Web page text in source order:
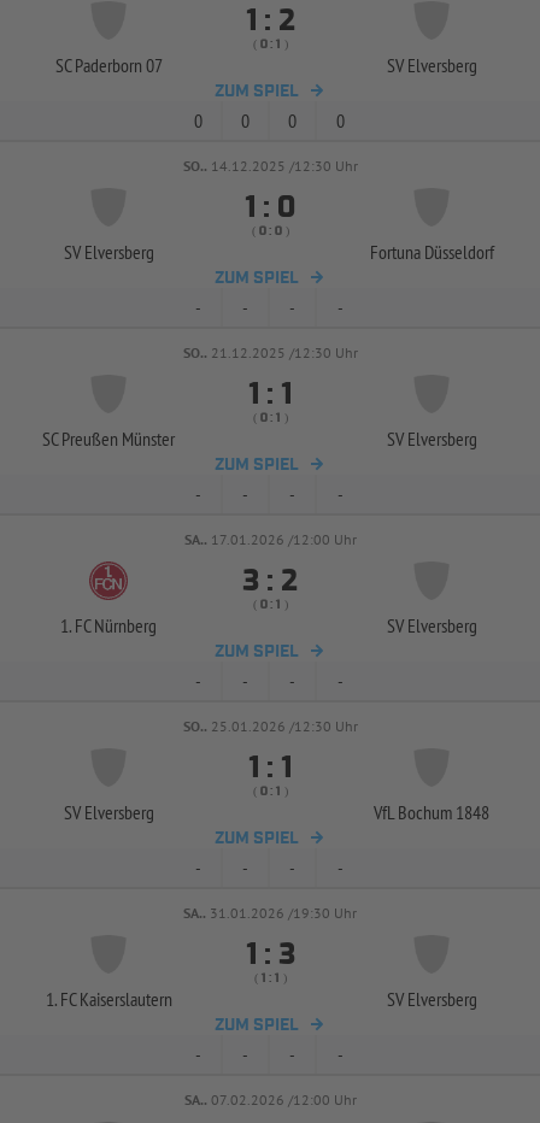
SC Paderborn 07
 : 
( :  )
SV Elversberg
ZUM SPIEL
0 0 0 0
SO.. 14.12.2025 /12:30 Uhr
SV Elversberg
 : 
( :  )
Fortuna Düsseldorf
ZUM SPIEL
- - - -
SO.. 21.12.2025 /12:30 Uhr
SC Preußen Münster
 : 
( :  )
SV Elversberg
ZUM SPIEL
- - - -
SA.. 17.01.2026 /12:00 Uhr
1. FC Nürnberg
 : 
( :  )
SV Elversberg
ZUM SPIEL
- - - -
SO.. 25.01.2026 /12:30 Uhr
SV Elversberg
 : 
( :  )
VfL Bochum 1848
ZUM SPIEL
- - - -
SA.. 31.01.2026 /19:30 Uhr
1. FC Kaiserslautern
 : 
(  :  )
SV Elversberg
ZUM SPIEL
- - - -
SA.. 07.02.2026 /12:00 Uhr